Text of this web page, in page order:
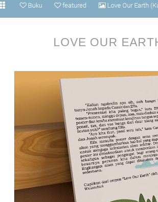
Buku featured Love Our Earth
LOVE OUR